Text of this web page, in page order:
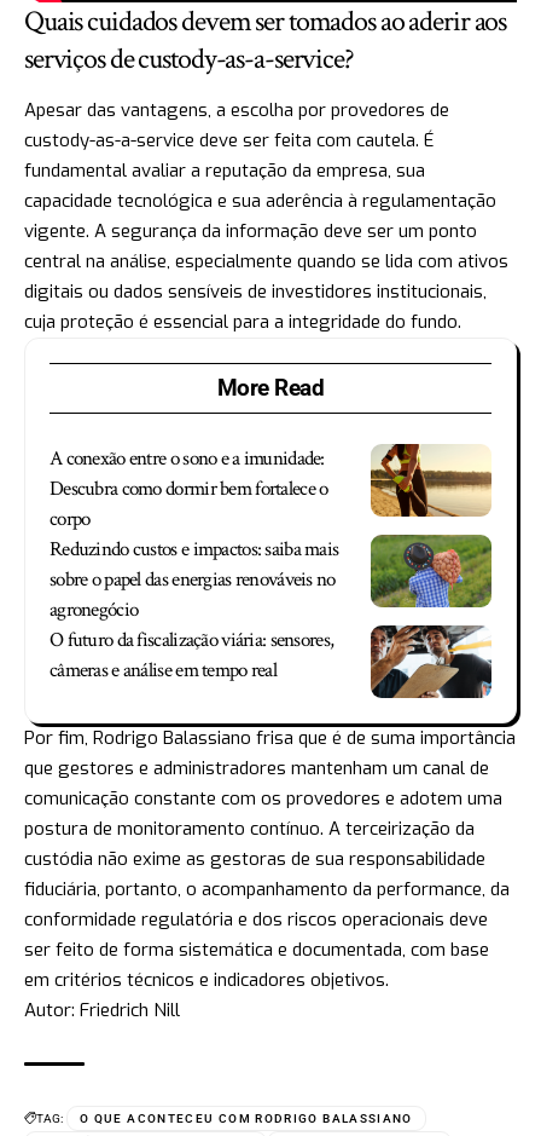
Quais cuidados devem ser tomados ao aderir aos
serviços de custody-as-a-service?
Apesar das vantagens, a escolha por provedores de
custody-as-a-service deve ser feita com cautela. É
fundamental avaliar a reputação da empresa, sua
capacidade tecnológica e sua aderência à regulamentação
vigente. A segurança da informação deve ser um ponto
central na análise, especialmente quando se lida com ativos
digitais ou dados sensíveis de investidores institucionais,
cuja proteção é essencial para a integridade do fundo.
More Read
A conexão entre o sono e a imunidade:
Descubra como dormir bem fortalece o
corpo
Reduzindo custos e impactos: saiba mais
sobre o papel das energias renováveis no
agronegócio
O futuro da fiscalização viária: sensores,
câmeras e análise em tempo real
Por fim, Rodrigo Balassiano frisa que é de suma importância
que gestores e administradores mantenham um canal de
comunicação constante com os provedores e adotem uma
postura de monitoramento contínuo. A terceirização da
custódia não exime as gestoras de sua responsabilidade
fiduciária, portanto, o acompanhamento da performance, da
conformidade regulatória e dos riscos operacionais deve
ser feito de forma sistemática e documentada, com base
em critérios técnicos e indicadores objetivos.
Autor: Friedrich Nill
TAG:
O QUE ACONTECEU COM RODRIGO BALASSIANO